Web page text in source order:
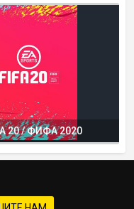
20 / ФИФА 2020